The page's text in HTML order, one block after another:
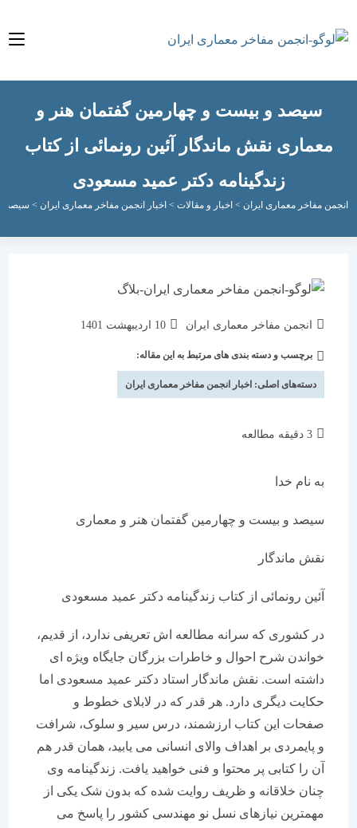
سیصد و بیست و چهارمین گفتمان هنر و
نقش ماندگار آئین رونمائی از کتاب
زندگینامه دکتر عمید مسعودی
مفاخر معماری ایران > اخبار و مقالات>اخبار انجمن مفاخر معماری ایران > سیصد و بیست و
انجمن مفاخر معماری ایران
نوشته
شده
است:
10 اردیبهشت 1401
برچسب و دسته بندی های مرتبط به این مقاله:
دسته‌های اصلی:اخبار انجمن مفاخر معماری ایران
به نام خدا
سیصد و بیست و چهارمین گفتمان هنر و معماری
نقش ماندگار
آئین رونمائی از کتاب زندگینامه دکتر عمید مسعودی
در کشوری که سرانه مطالعه اش تعریفی ندارد، از قدیم،
خواندن شرح احوال و خاطرات بزرگان جایگاه ویژه ای
داشته است. نقش ماندگار استاد دکتر عمید مسعودی اما
حکایت دیگری دارد. هر قدر که در لابلای خطوط و
صفحات این کتاب ارزشمند، درس سیر و سلوک، شرافت
و پایمردی بر اهداف والای انسانی می یابید، همان قدر هم
آن را کتابی پر محتوا و فنی خواهید یافت. زندگینامه وی
چنان خلاقانه و ظریف روایت شده که بدون شک یکی از
مهمترین نیازهای نسل نو مهندسی کشور را پاسخ می